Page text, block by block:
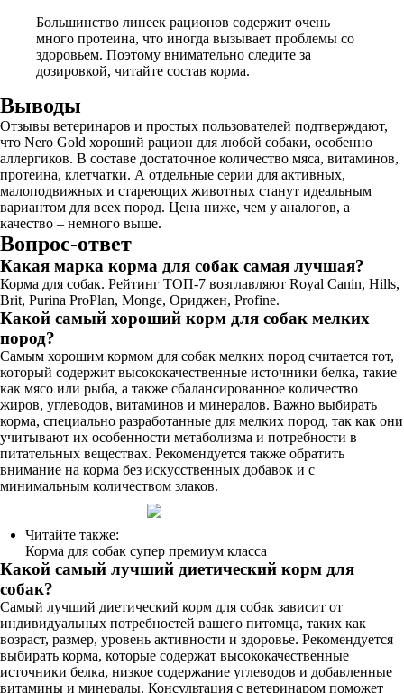
Большинство линеек рационов содержит очень
много протеина, что иногда вызывает проблемы со
здоровьем. Поэтому внимательно следите за
дозировкой, читайте состав корма.
Выводы
Отзывы ветеринаров и простых пользователей подтверждают,
что Nero Gold хороший рацион для любой собаки, особенно
аллергиков. В составе достаточное количество мяса, витаминов,
протеина, клетчатки. А отдельные серии для активных,
малоподвижных и стареющих животных станут идеальным
вариантом для всех пород. Цена ниже, чем у аналогов, а
качество – немного выше.
Вопрос-ответ
Какая марка корма для собак самая лучшая?
Корма для собак. Рейтинг ТОП-7 возглавляют Royal Canin, Hills,
Brit, Purina ProPlan, Monge, Ориджен, Profine.
Какой самый хороший корм для собак мелких
пород?
Самым хорошим кормом для собак мелких пород считается тот,
который содержит высококачественные источники белка, такие
как мясо или рыба, а также сбалансированное количество
жиров, углеводов, витаминов и минералов. Важно выбирать
корма, специально разработанные для мелких пород, так как они
учитывают их особенности метаболизма и потребности в
питательных веществах. Рекомендуется также обратить
внимание на корма без искусственных добавок и с
минимальным количеством злаков.
Читайте также:
Корма для собак супер премиум класса
Какой самый лучший диетический корм для
собак?
Самый лучший диетический корм для собак зависит от
индивидуальных потребностей вашего питомца, таких как
возраст, размер, уровень активности и здоровье. Рекомендуется
выбирать корма, которые содержат высококачественные
источники белка, низкое содержание углеводов и добавленные
витамины и минералы. Консультация с ветеринаром поможет